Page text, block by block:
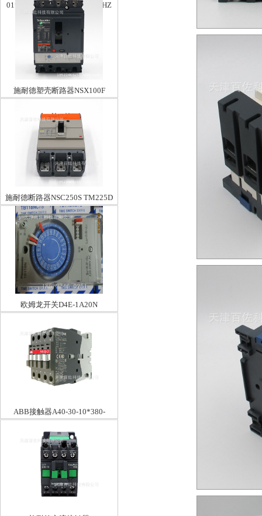
01*230-240V50/240-260V60HZ
施耐德塑壳断路器NSX100F
TM80D 3P3D
施耐德断路器NSC250S TM225D
3P3D
欧姆龙开关D4E-1A20N
ABB接触器A40-30-10*380-
400V50